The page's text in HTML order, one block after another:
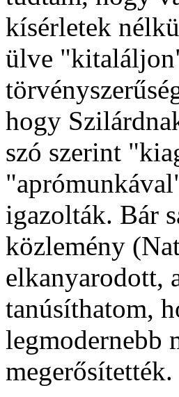
kísérletek
ülve
hogy
szó szerint
igazolták. Bár
közlemény
elkanyarodott,
tanúsíthatom,
legmodernebb
megerősítették.